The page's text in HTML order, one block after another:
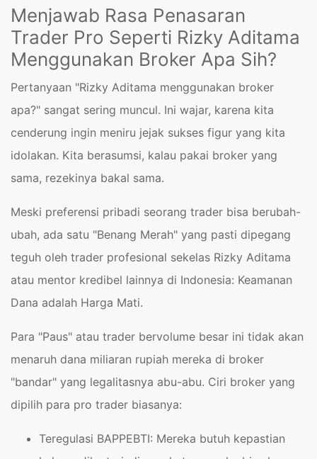
Menjawab Rasa Penasaran
Trader Pro Seperti Rizky Aditama
Menggunakan Broker Apa Sih?
Pertanyaan "Rizky Aditama menggunakan broker
apa?" sangat sering muncul. Ini wajar, karena kita
cenderung ingin meniru jejak sukses figur yang kita
idolakan. Kita berasumsi, kalau pakai broker yang
sama, rezekinya bakal sama.
Meski preferensi pribadi seorang trader bisa berubah-
ubah, ada satu "Benang Merah" yang pasti dipegang
teguh oleh trader profesional sekelas Rizky Aditama
atau mentor kredibel lainnya di Indonesia: Keamanan
Dana adalah Harga Mati.
Para "Paus" atau trader bervolume besar ini tidak akan
menaruh dana miliaran rupiah mereka di broker
"bandar" yang legalitasnya abu-abu. Ciri broker yang
dipilih para pro trader biasanya:
Teregulasi BAPPEBTI: Mereka butuh kepastian